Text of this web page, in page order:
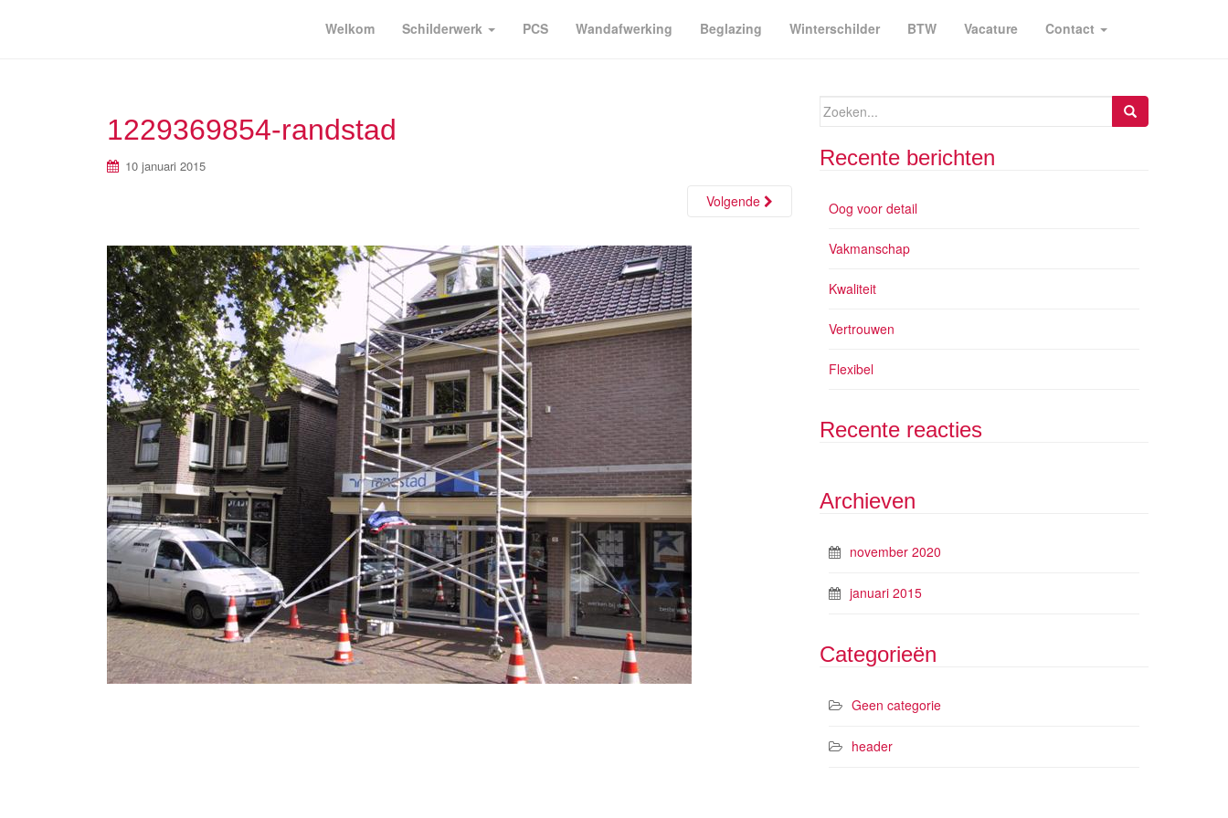
Welkom Schilderwerk PCS Wandafwerking Beglazing Winterschilder BTW Vacature Contact
1229369854-randstad
10 januari 2015
Volgende
Zoeken
Recente berichten
Oog voor detail
Vakmanschap
Kwaliteit
Vertrouwen
Flexibel
Recente reacties
Archieven
november 2020
januari 2015
Categorieën
Geen categorie
header